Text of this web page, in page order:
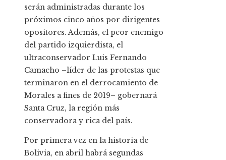
serán administradas durante los
próximos cinco años por dirigentes
opositores. Además, el peor enemigo
del partido izquierdista, el
ultraconservador Luis Fernando
Camacho –líder de las protestas que
terminaron en el derrocamiento de
Morales a fines de 2019– gobernará
Santa Cruz, la región más
conservadora y rica del país.
Por primera vez en la historia de
Bolivia, en abril habrá segundas